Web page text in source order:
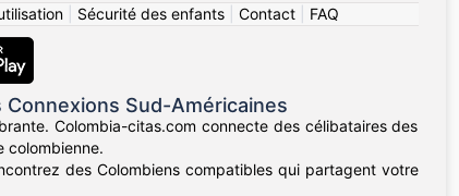
| Sécurité des enfants| Contact| FAQ
Sud-Américaines
Colombia-citas.com connecte des célibataires des
colombienne.
des Colombiens compatibles qui partagent votre